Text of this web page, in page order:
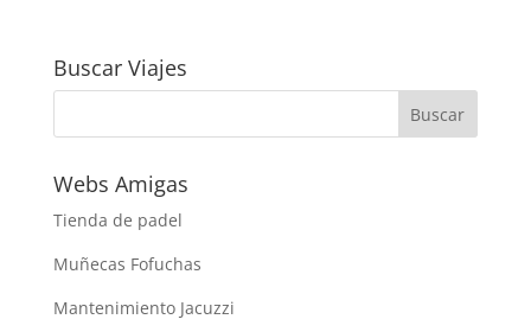
Buscar Viajes
Webs Amigas
Tienda de padel
Muñecas Fofuchas
Mantenimiento Jacuzzi